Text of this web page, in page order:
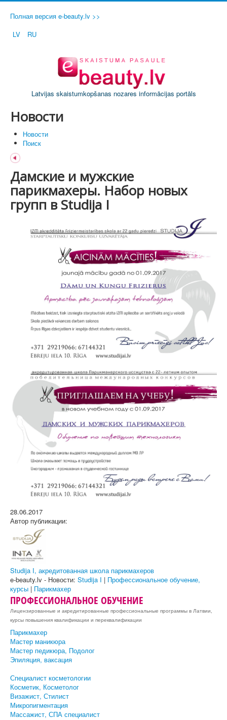
Полная версия e-beauty.lv >>
LV
RU
Latvijas skaistumkopšanas nozares informācijas portāls
Новости
Новости
Поиск
Дамские и мужские
парикмахеры. Набор новых
групп в Studija I
28.06.2017
Автор публикации:
Studija I, акредитованная школа парикмахеров
e-beauty.lv - Новости: Studija I | Профессиональное обучение,
курсы | Парикмахер
ПРОФЕССИОНАЛЬНОЕ ОБУЧЕНИЕ
Лицензированные и акредитированные профессиональные программы в Латвии,
курсы повышения квалификации и переквалификации
Парикмахер
Мастер маникюра
Мастер педикюра, Подолог
Эпиляция, ваксация
Специалист косметологии
Косметик, Косметолог
Визажист, Стилист
Микропигментация
Массажист, СПА специалист